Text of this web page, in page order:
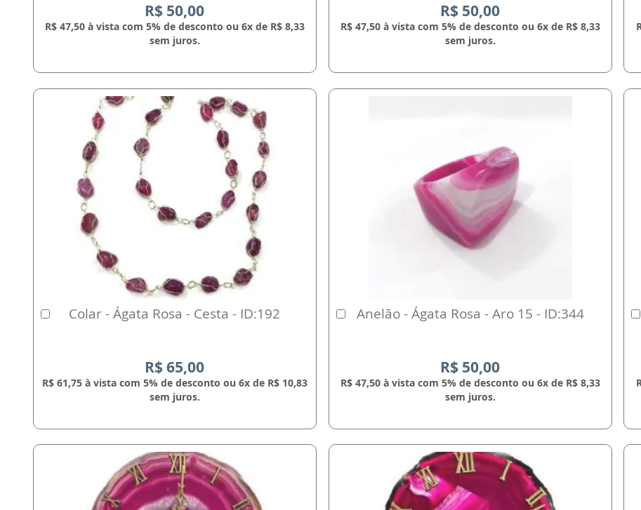
R$ 50,00
R$ 47,50 à vista com 5% de desconto ou 6x de R$ 8,33
sem juros.
R$ 50,00
R$ 47,50 à vista com 5% de desconto ou 6x de R$ 8,33
sem juros.
Colar - Ágata Rosa - Cesta - ID:192
R$ 65,00
R$ 61,75 à vista com 5% de desconto ou 6x de R$ 10,83
sem juros.
Comprar Anelão - Ágata Rosa - Aro 15 - ID:344
R$ 50,00
R$ 47,50 à vista com 5% de desconto ou 6x de R$ 8,33
sem juros.
Comprar